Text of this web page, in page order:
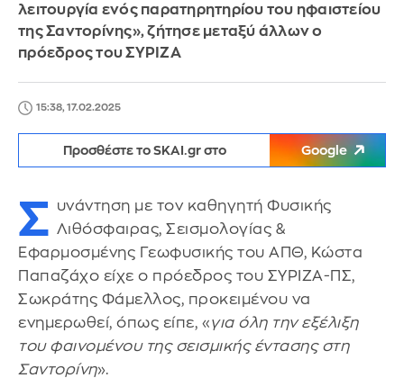
λειτουργία ενός παρατηρητηρίου του ηφαιστείου
της Σαντορίνης», ζήτησε μεταξύ άλλων ο
πρόεδρος του ΣΥΡΙΖΑ
15:38, 17.02.2025
Προσθέστε το SKAI.gr στο Google
Σ υνάντηση με τον καθηγητή Φυσικής
Λιθόσφαιρας, Σεισμολογίας &
Εφαρμοσμένης Γεωφυσικής του ΑΠΘ, Κώστα
Παπαζάχο είχε ο πρόεδρος του ΣΥΡΙΖΑ-ΠΣ,
Σωκράτης Φάμελλος, προκειμένου να
ενημερωθεί, όπως είπε, «για όλη την εξέλιξη
του φαινομένου της σεισμικής έντασης στη
Σαντορίνη».